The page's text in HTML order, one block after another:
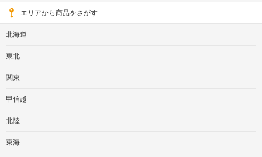
エリアから商品をさがす
北海道
東北
関東
甲信越
北陸
東海